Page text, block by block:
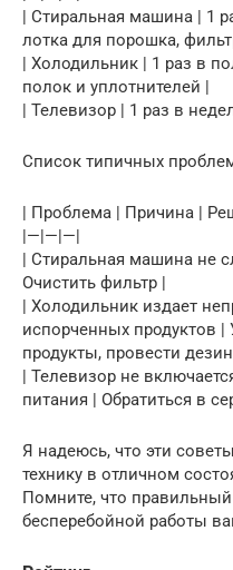
| Стиральная машина | 1
лотка для порошка,
| Холодильник | 1 раз в
полок и уплотнителей |
| Телевизор | 1 раз в
Список типичных
| Проблема | Причина |
|—|—|—|
| Стиральная машина не
Очистить фильтр |
| Холодильник издает
испорченных продуктов
продукты, провести
| Телевизор не
питания | Обратиться в
Я надеюсь, что эти
технику в отличном
Помните, что правильный
бесперебойной работы